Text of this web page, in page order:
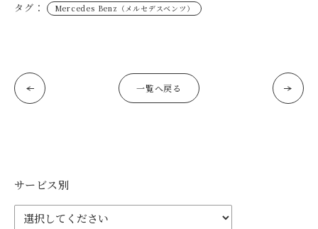
タグ： Mercedes Benz（メルセデスベンツ）
一覧へ戻る
サービス別